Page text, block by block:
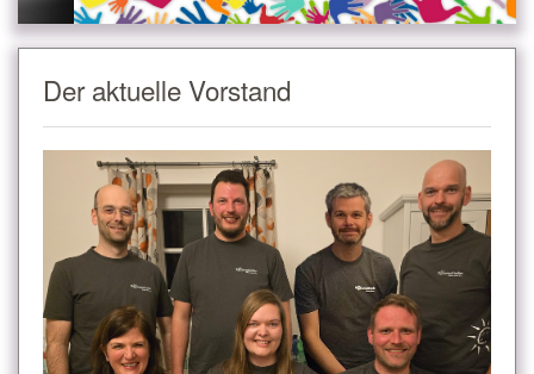
Ihre Spende
Kontakt
Der aktuelle Vorstand